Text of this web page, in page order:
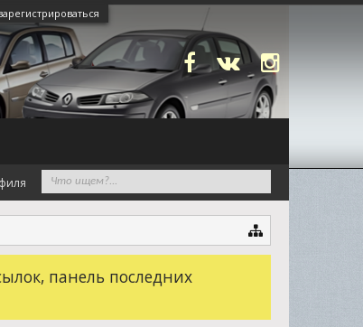
панель последних